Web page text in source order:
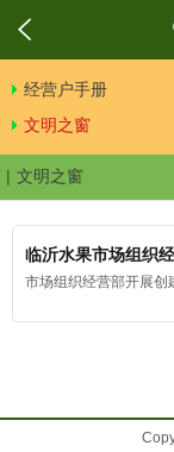
经营户手册
文明之窗
文明之窗
市场组织经营部开展创